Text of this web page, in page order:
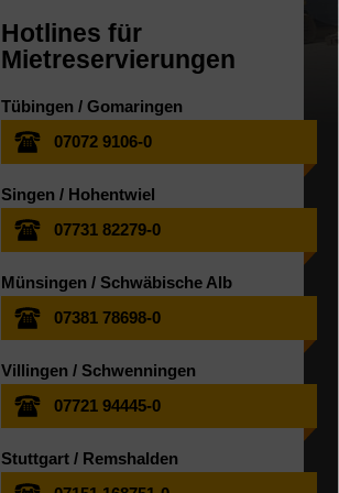
Hotlines für
Mietreservierungen
Tübingen / Gomaringen
07072 9106-0
Singen / Hohentwiel
07731 82279-0
Münsingen / Schwäbische Alb
07381 78698-0
Villingen / Schwenningen
07721 94445-0
Stuttgart / Remshalden